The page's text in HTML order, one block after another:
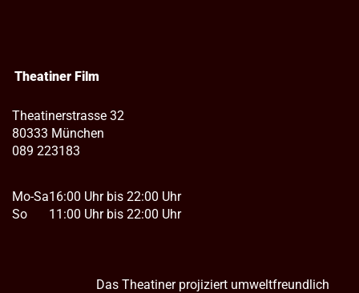
Theatiner Film
Theatinerstrasse 32
80333 München
089 223183
Mo-Sa
So
16:00 Uhr bis 22:00 Uhr
11:00 Uhr bis 22:00 Uhr
Das Theatiner projiziert umweltfreundlich